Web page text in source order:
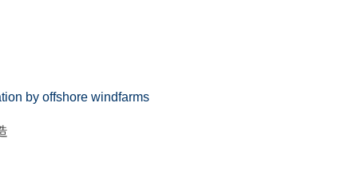
by offshore windfarms